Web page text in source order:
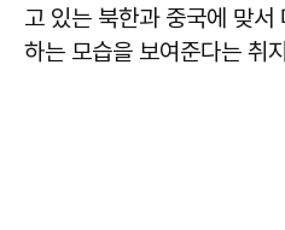
고 있는 북한과 중국에 맞
하는 모습을 보여준다는 취